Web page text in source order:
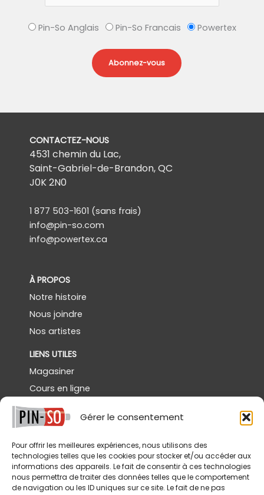
Gérer le consentement
Pour offrir les meilleures expériences, nous utilisons des
technologies telles que les cookies pour stocker et/ou accéder aux
informations des appareils. Le fait de consentir à ces technologies
nous permettra de traiter des données telles que le comportement
de navigation ou les ID uniques sur ce site. Le fait de ne pas
Pin-So Anglais Pin-So Francais Powertex
CONTACTEZ-NOUS
4531 chemin du Lac,
Saint-Gabriel-de-Brandon, QC
J0K 2N0
1 877 503-1601 (sans frais)
info@pin-so.com
info@powertex.ca
À PROPOS
Notre histoire
Nous joindre
Nos artistes
LIENS UTILES
Magasiner
Cours en ligne
Démos gratuites
Powertex Canada
SERVICES
Livraison